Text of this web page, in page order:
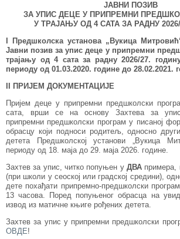
ЈАВНИ ПОЗИВ
ЗА УПИС ДЕЦЕ У ПРИПРЕМНИ
У ТРАЈАЊУ ОД 4 САТА ЗА РАДНУ
I Предшколска установа „Вукица
Јавни позив за упис деце у припремни
трајању од 4 сата за радну 2026/27.
периоду од 01.03.2020. године до 28.02.2021.
II ПРИЈЕМ ДОКУМЕНТАЦИЈЕ
Пријем деце у припремни предшколски
сата, врши се на основу Захтева за упис
припремни предшколски програм у писаној
обрасцу који подноси родитељ, односно
детета Предшколској установи „Вукица
периоду од 18. маја до 29. маја 2026. године.
Захтев за упис, читко попуњен у ДВА примера,
(при школи у сеоској или градској средини),
дете похађати припремно-предшколски
13 часова. Поред попуњеног обрасца на
извод из матичне књиге рођених детета.
Захтев за упис у припремни предшколски
ОВДЕ!